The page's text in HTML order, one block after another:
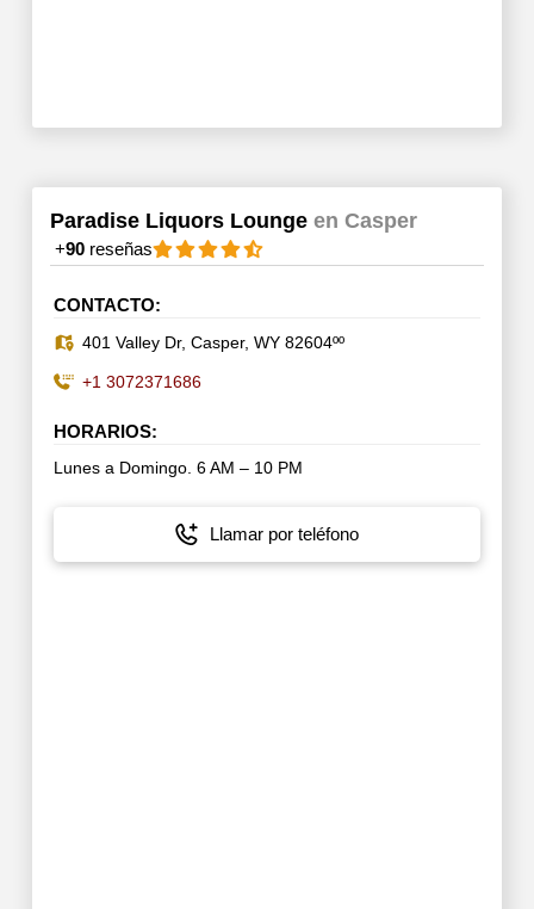
Paradise Liquors Lounge en Casper
+90reseñas
CONTACTO:
401 Valley Dr, Casper, WY 82604ºº
+1 3072371686
HORARIOS:
Lunes a Domingo. 6 AM – 10 PM
Llamar por teléfono